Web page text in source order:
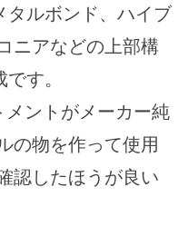
ルボンド、ハイブ
ニアなどの上部構
す。
ントがメーカー純
の物を作って使用
認したほうが良い